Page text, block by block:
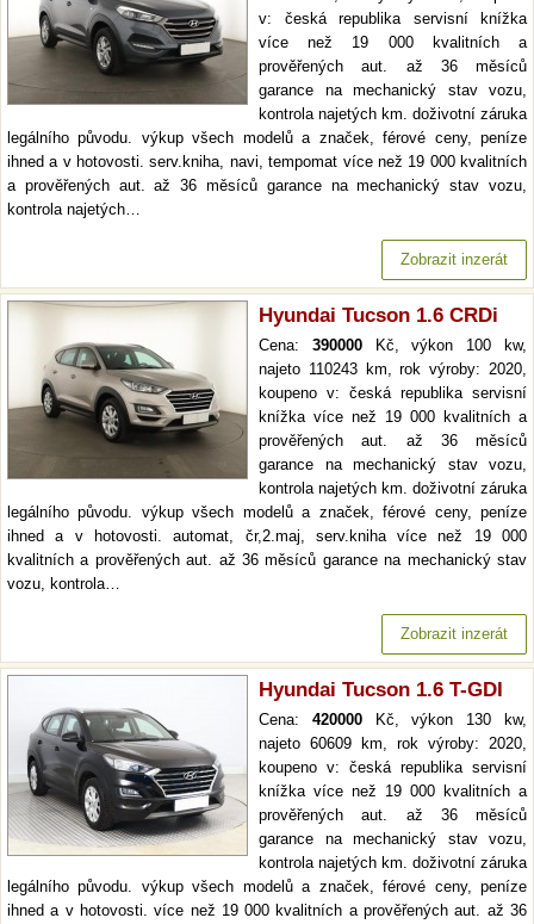
v: česká republika servisní knížka
více než 19 000 kvalitních a
prověřených aut. až 36 měsíců
garance na mechanický stav vozu,
kontrola najetých km. doživotní záruka
legálního původu. výkup všech modelů a značek, férové ceny, peníze
ihned a v hotovosti. serv.kniha, navi, tempomat více než 19 000 kvalitních
a prověřených aut. až 36 měsíců garance na mechanický stav vozu,
kontrola najetých…
Zobrazit inzerát
Hyundai Tucson 1.6 CRDi
Cena: 390000Kč, výkon 100 kw,
najeto 110243 km, rok výroby: 2020,
koupeno v: česká republika servisní
knížka více než 19 000 kvalitních a
prověřených aut. až 36 měsíců
garance na mechanický stav vozu,
kontrola najetých km. doživotní záruka
legálního původu. výkup všech modelů a značek, férové ceny, peníze
ihned a v hotovosti. automat, čr,2.maj, serv.kniha více než 19 000
kvalitních a prověřených aut. až 36 měsíců garance na mechanický stav
vozu, kontrola…
Zobrazit inzerát
Hyundai Tucson 1.6 T-GDI
Cena: 420000Kč, výkon 130 kw,
najeto 60609 km, rok výroby: 2020,
koupeno v: česká republika servisní
knížka více než 19 000 kvalitních a
prověřených aut. až 36 měsíců
garance na mechanický stav vozu,
kontrola najetých km. doživotní záruka
legálního původu. výkup všech modelů a značek, férové ceny, peníze
ihned a v hotovosti. více než 19 000 kvalitních a prověřených aut. až 36